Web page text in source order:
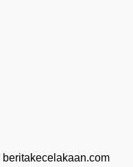
beritakecelakaan.com